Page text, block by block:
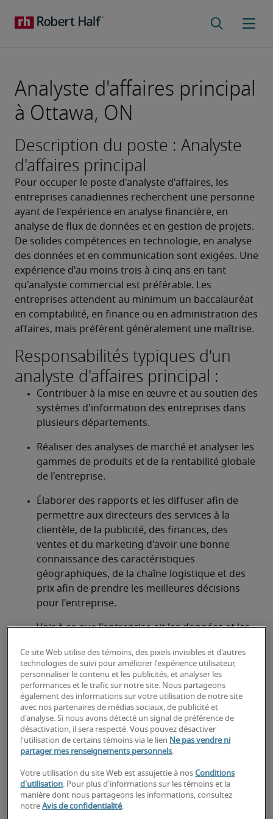
Analyste d'affaires principal
à Ottawa, ON
Description du poste : Analyste
d'affaires principal
Pour occuper le poste d'analyste d'affaires, les
entreprises canadiennes recherchent une personne
ayant de l'expérience en analyse financière, en
analyse de flux de données et en gestion de projets.
De solides compétences en technologie, en analyse
des données et en communication sont exigées. Une
expérience d'au moins trois à cinq ans en tant
qu'analyste commercial est préférable. Les
entreprises attendent au minimum un baccalauréat
en comptabilité, en finance ou en administration des
affaires, mais préfèrent généralement une maîtrise.
Responsabilités typiques d'un
analyste d'affaires principal :
Contribuer à la mise en œuvre et au soutien des
systèmes d'information des entreprises dans
plusieurs départements.
Réaliser des analyses de marché et analyser les
gammes de produits et de la rentabilité globale
de l'entreprise.
Élaborer des rapports et les diffuser afin de
permettre aux directeurs des services à la
clientèle, de la publicité, des finances, des
ventes et du marketing d'avoir une bonne
connaissance des caractéristiques
géographiques, de la chaîne logistique et des
prix afin de prendre les meilleures décisions
pour l'entreprise.
Voir à ce que l'entreprise ait les données et les
Élaborer des mesures de la qualité des données
et en faire le suivi.
À la recherche d'un analyste
d'affaires principal ou d'un poste
d'analyste d'affaires principal?
Téléchargez votre CV ou faites une demande de
talents et un de nos recruteurs spécialisés vous
contactera sous peu.
Ce site Web utilise des témoins, des pixels invisibles et d'autres
technologies de suivi pour améliorer l'expérience utilisateur,
personnaliser le contenu et les publicités, et analyser les
performances et le trafic sur notre site. Nous partageons
également des informations sur votre utilisation de notre site
avec nos partenaires de médias sociaux, de publicité et
d'analyse. Si nous avons détecté un signal de préférence de
désactivation, il sera respecté. Vous pouvez désactiver
l'utilisation de certains témoins via le lien Ne pas vendre ni
partager mes renseignements personnels.
Votre utilisation du site Web est assujettie à nosConditions
d'utilisation. Pour plus d'informations sur les témoins et la
manière dont nous partageons les informations, consultez
notreAvis de confidentialité.